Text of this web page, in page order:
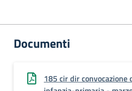
Documenti
185 cir dir